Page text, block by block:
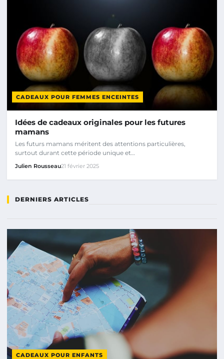
CADEAUX POUR FEMMES ENCEINTES
Idées de cadeaux originales pour les futures
mamans
Les futurs mamans méritent des attentions particulières,
surtout durant cette période unique et…
Julien Rousseau21 février 2025
DERNIERS ARTICLES
CADEAUX POUR ENFANTS